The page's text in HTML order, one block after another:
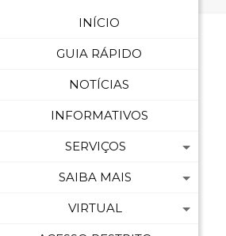
INÍCIO
GUIA RÁPIDO
NOTÍCIAS
INFORMATIVOS
SERVIÇOS
SAIBA MAIS
VIRTUAL